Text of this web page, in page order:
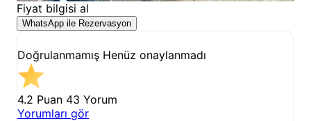
Fiyat bilgisi al
WhatsApp ile Rezervasyon
Doğrulanmamış Henüz onaylanmadı
4.2 Puan 43 Yorum
Yorumları gör